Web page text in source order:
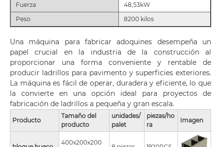
Fuerza
48,53kW
Peso
8200 kilos
Una máquina para fabricar adoquines desempeña un
papel crucial en la industria de la construcción al
proporcionar una forma conveniente y rentable de
producir ladrillos para pavimento y superficies exteriores.
La máquina es fácil de operar, duradera y eficiente, lo que
la convierte en una opción ideal para proyectos de
fabricación de ladrillos a pequeña y gran escala.
Producto
Tamaño del
producto
unidades/
palet
piezas/ho
ra
Imagen
400x200x200